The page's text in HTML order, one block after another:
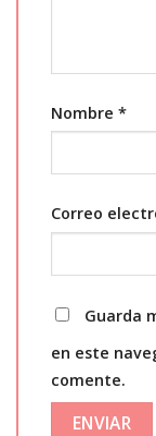
Nombre *
Correo
Guarda
en este
comente.